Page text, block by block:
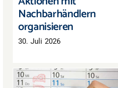
Nachbarhändlern
organisieren
30. Juli 2026